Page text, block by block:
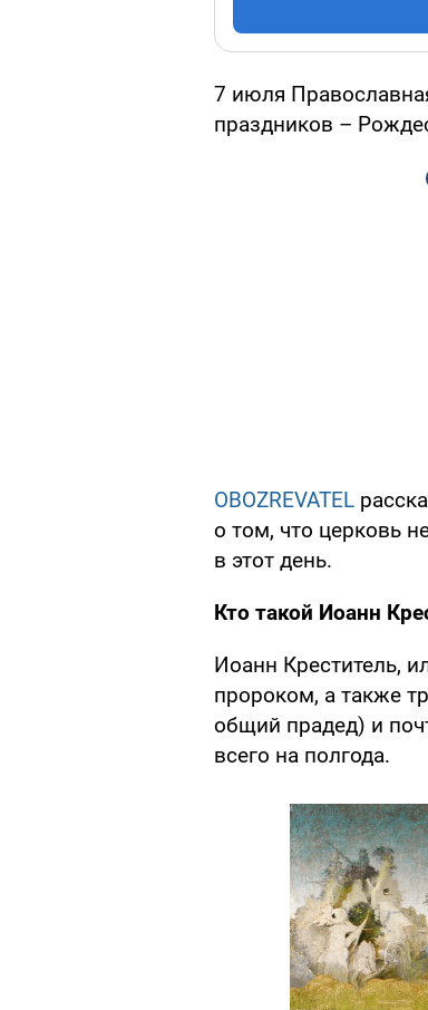
7 июля
праздников –
OBOZREVATEL
о том, что церковь
в этот день.
Кто такой Иоанн
Иоанн Креститель,
пророком, а также
общий прадед) и
всего на полгода.